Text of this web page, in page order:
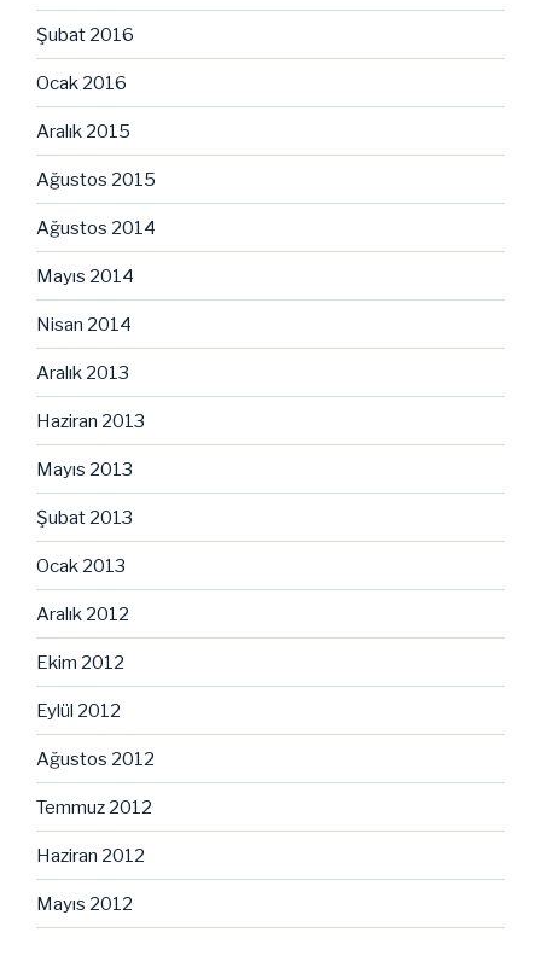
Şubat 2016
Ocak 2016
Aralık 2015
Ağustos 2015
Ağustos 2014
Mayıs 2014
Nisan 2014
Aralık 2013
Haziran 2013
Mayıs 2013
Şubat 2013
Ocak 2013
Aralık 2012
Ekim 2012
Eylül 2012
Ağustos 2012
Temmuz 2012
Haziran 2012
Mayıs 2012